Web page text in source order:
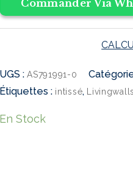
Commander Via
UGS :AS791991-0
Étiquettes : intissé, Livingwalls
En Stock